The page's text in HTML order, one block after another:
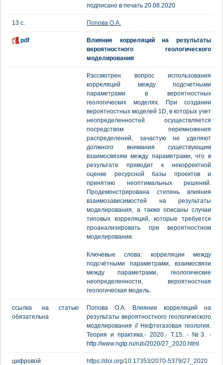
подписано в печать 20.08.2020
13 с. Попова О.А.
pdf
Влияние корреляций на результаты
вероятностного геологического
моделирования
Рассмотрен вопрос использования
корреляций между подсчетными
параметрами в вероятностных
геологических моделях. При создании
вероятностных моделей 1D, в которых учет
неопределенностей осуществляется
посредством перемножения
распределений, зачастую не уделяют
должного внимания существующим
взаимосвязям между параметрами, что в
результате приводит к некорректной
оценке ресурсной базы проектов и
принятию неоптимальных решений.
Продемонстрирована степень влияния
взаимозависимостей на результаты
моделирования, а также описаны случаи
типовых корреляций, которые требуется
проанализировать при вероятностном
моделировании.
Ключевые слова: корреляции между
подсчётными параметрами, взаимосвязи
между параметрами, геологические
неопределенности, вероятностная
геологическая модель.
ссылка на статью
обязательна
Попова О.А. Влияние корреляций на
результаты вероятностного геологического
моделирования // Нефтегазовая геология.
Теория и практика.- 2020.- Т.15. - №3. -
http://www.ngtp.ru/rub/2020/27_2020.html
цифровой
https://doi.org/10.17353/2070-5379/27_2020